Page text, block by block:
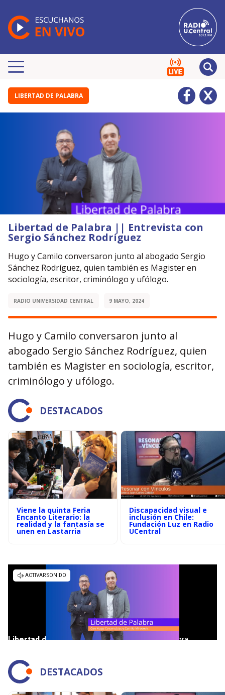
LIBERTAD DE PALABRA
Libertad de Palabra || Entrevista con
Sergio Sánchez Rodríguez
Hugo y Camilo conversaron junto al abogado Sergio
Sánchez Rodríguez, quien también es Magister en
sociología, escritor, criminólogo y ufólogo.
RADIO UNIVERSIDAD CENTRAL 9 MAYO, 2024
Hugo y Camilo conversaron junto al
abogado Sergio Sánchez Rodríguez, quien
también es Magister en sociología, escritor,
criminólogo y ufólogo.
DESTACADOS
Viene la quinta Feria
Encanto Literario: la
realidad y la fantasía se
unen en Lastarria
Discapacidad visual e
inclusión en Chile:
Fundación Luz en Radio
UCentral
DESTACADOS